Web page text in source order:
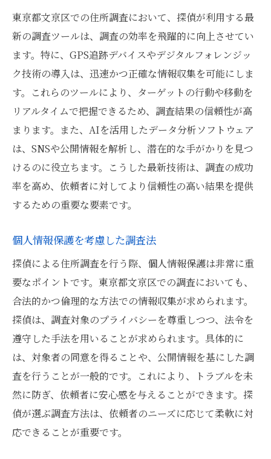
東京都文京区での住所調査において、探偵が利用する最
新の調査ツールは、調査の効率を飛躍的に向上させてい
ます。特に、GPS追跡デバイスやデジタルフォレンジッ
ク技術の導入は、迅速かつ正確な情報収集を可能にしま
す。これらのツールにより、ターゲットの行動や移動を
リアルタイムで把握できるため、調査結果の信頼性が高
まります。また、AIを活用したデータ分析ソフトウェア
は、SNSや公開情報を解析し、潜在的な手がかりを見つ
けるのに役立ちます。こうした最新技術は、調査の成功
率を高め、依頼者に対してより信頼性の高い結果を提供
するための重要な要素です。
個人情報保護を考慮した調査法
探偵による住所調査を行う際、個人情報保護は非常に重
要なポイントです。東京都文京区での調査においても、
合法的かつ倫理的な方法での情報収集が求められます。
探偵は、調査対象のプライバシーを尊重しつつ、法令を
遵守した手法を用いることが求められます。具体的に
は、対象者の同意を得ることや、公開情報を基にした調
査を行うことが一般的です。これにより、トラブルを未
然に防ぎ、依頼者に安心感を与えることができます。探
偵が選ぶ調査方法は、依頼者のニーズに応じて柔軟に対
応できることが重要です。